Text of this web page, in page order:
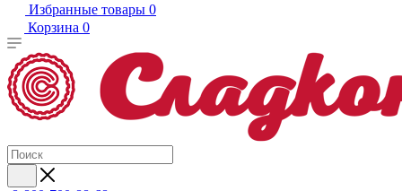
Избранные товары 0
Корзина 0